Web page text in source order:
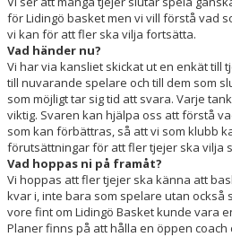
LIDINGÖ BASKET CUP
KLUBBSHOP
MOBILSKAL
PARTNERS
ANTONS MINNESFOND
för Lidingö basket men vi vill förstå vad
vi kan för att fler ska vilja fortsätta.
Vad händer nu?
Vi har via kansliet skickat ut en enkät till
till nuvarande spelare och till dem som
som möjligt tar sig tid att svara. Varje
viktig. Svaren kan hjälpa oss att förstå
som kan förbättras, så att vi som klubb
förutsättningar för att fler tjejer ska vilja
Vad hoppas ni på framåt?
Vi hoppas att fler tjejer ska känna att
kvar i, inte bara som spelare utan också
vore fint om Lidingö Basket kunde vara
Planer finns på att hålla en öppen coach